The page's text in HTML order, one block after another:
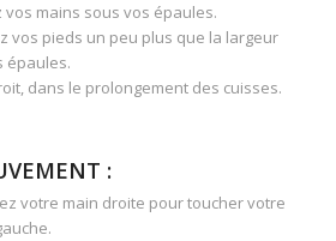
vos mains sous vos épaules.
vos pieds un peu plus que la largeur
épaules.
dans le prolongement des cuisses.
:
votre main droite pour toucher votre